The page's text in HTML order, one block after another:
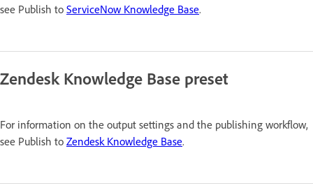
see Publish to ServiceNow Knowledge Base.
Zendesk Knowledge Base preset
For information on the output settings and the publishing workflow,
see Publish to Zendesk Knowledge Base.